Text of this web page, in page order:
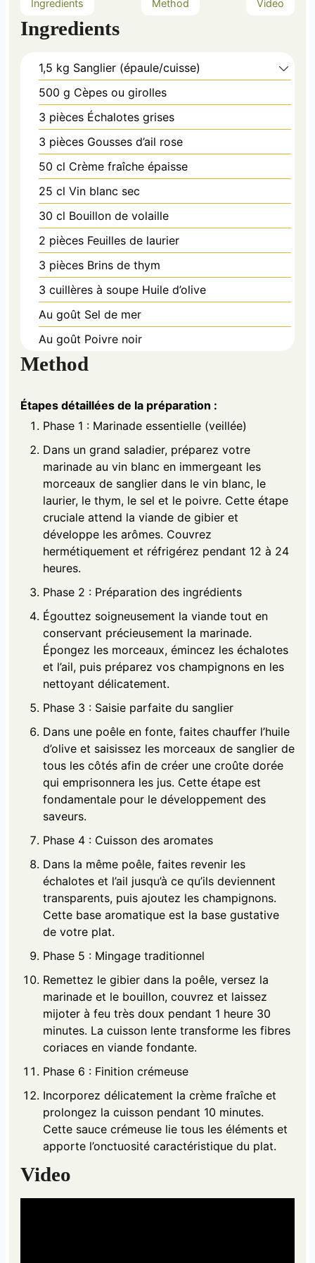
Ingredients Method Video
Ingredients
1,5 kg Sanglier (épaule/cuisse)
500 g Cèpes ou girolles
3 pièces Échalotes grises
3 pièces Gousses d’ail rose
50 cl Crème fraîche épaisse
25 cl Vin blanc sec
30 cl Bouillon de volaille
2 pièces Feuilles de laurier
3 pièces Brins de thym
3 cuillères à soupe Huile d’olive
Au goût Sel de mer
Au goût Poivre noir
Method
Étapes détaillées de la préparation :
Phase 1 : Marinade essentielle (veillée)
Dans un grand saladier, préparez votre
marinade au vin blanc en immergeant les
morceaux de sanglier dans le vin blanc, le
laurier, le thym, le sel et le poivre. Cette étape
cruciale attend la viande de gibier et
développe les arômes. Couvrez
hermétiquement et réfrigérez pendant 12 à 24
heures.
Phase 2 : Préparation des ingrédients
Égouttez soigneusement la viande tout en
conservant précieusement la marinade.
Épongez les morceaux, émincez les échalotes
et l’ail, puis préparez vos champignons en les
nettoyant délicatement.
Phase 3 : Saisie parfaite du sanglier
Dans une poêle en fonte, faites chauffer l’huile
d’olive et saisissez les morceaux de sanglier de
tous les côtés afin de créer une croûte dorée
qui emprisonnera les jus. Cette étape est
fondamentale pour le développement des
saveurs.
Phase 4 : Cuisson des aromates
Dans la même poêle, faites revenir les
échalotes et l’ail jusqu’à ce qu’ils deviennent
transparents, puis ajoutez les champignons.
Cette base aromatique est la base gustative
de votre plat.
Phase 5 : Mingage traditionnel
Remettez le gibier dans la poêle, versez la
marinade et le bouillon, couvrez et laissez
mijoter à feu très doux pendant 1 heure 30
minutes. La cuisson lente transforme les fibres
coriaces en viande fondante.
Phase 6 : Finition crémeuse
Incorporez délicatement la crème fraîche et
prolongez la cuisson pendant 10 minutes.
Cette sauce crémeuse lie tous les éléments et
apporte l’onctuosité caractéristique du plat.
Video